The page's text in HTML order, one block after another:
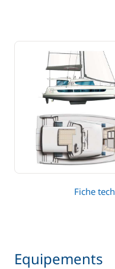
Fiche
Equipements